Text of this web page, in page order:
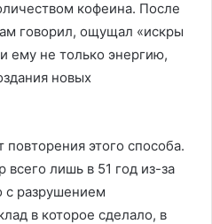
кофеина. После
говорил, ощущал «искры
ему не только энергию,
новых
этого способа.
всего лишь в 51 год из-за
с разрушением
в которое сделало, в